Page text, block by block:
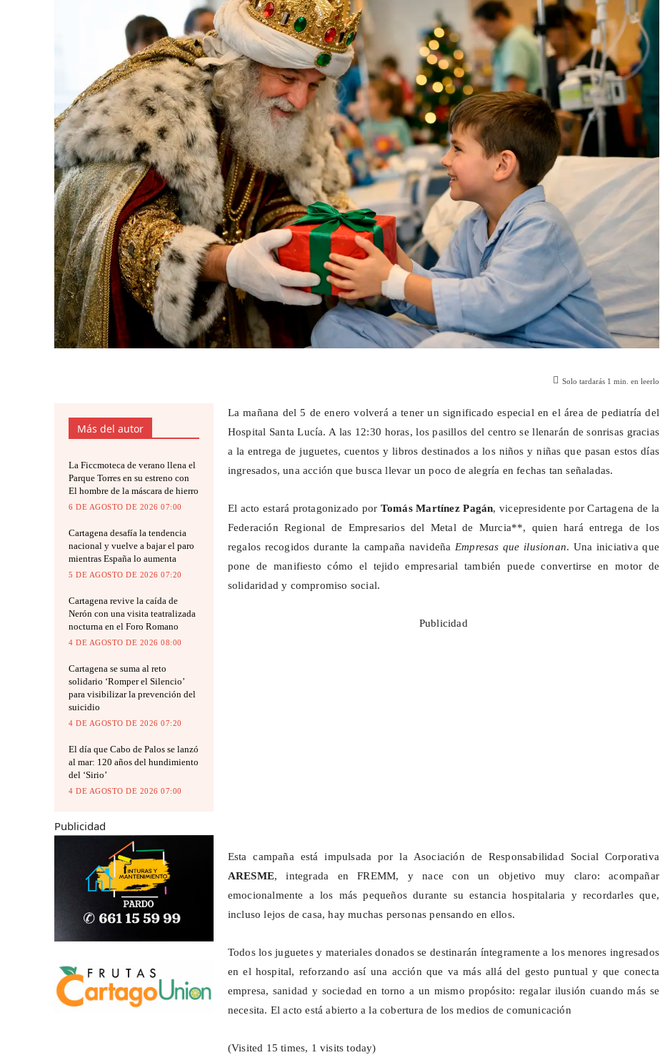
Solo tardarás 1 min. en leerlo
Más del autor
La Ficcmoteca de verano llena el
Parque Torres en su estreno con
El hombre de la máscara de hierro
6 DE AGOSTO DE 2026 07:00
Cartagena desafía la tendencia
nacional y vuelve a bajar el paro
mientras España lo aumenta
5 DE AGOSTO DE 2026 07:20
Cartagena revive la caída de
Nerón con una visita teatralizada
nocturna en el Foro Romano
4 DE AGOSTO DE 2026 08:00
Cartagena se suma al reto
solidario ‘Romper el Silencio’
para visibilizar la prevención del
suicidio
4 DE AGOSTO DE 2026 07:20
El día que Cabo de Palos se lanzó
al mar: 120 años del hundimiento
del ‘Sirio’
4 DE AGOSTO DE 2026 07:00
Publicidad
La mañana del 5 de enero volverá a tener un significado especial en el área de pediatría del
Hospital Santa Lucía. A las 12:30 horas, los pasillos del centro se llenarán de sonrisas gracias
a la entrega de juguetes, cuentos y libros destinados alos niños y niñas que pasan estos días
ingresados, una acción que busca llevar un poco de alegría en fechas tan señaladas.
El acto estará protagonizado por Tomás Martínez Pagán, vicepresidente por Cartagena de la
Federación Regional de Empresarios del Metal de Murcia**, quien hará entrega de los
regalos recogidos durante la campaña navideña Empresas que ilusionan. Una iniciativa que
pone de manifiesto cómo el tejido empresarial también puede convertirse en motor de
solidaridad y compromiso social.
Publicidad
Esta campaña está impulsada por la Asociación de Responsabilidad Social Corporativa
ARESME, integrada en FREMM, y nace con un objetivo muy claro: acompañar
emocionalmente a los más pequeños durante su estancia hospitalaria y recordarles que,
incluso lejos de casa, hay muchas personas pensando en ellos.
Todos los juguetes y materiales donados se destinarán íntegramente a los menores ingresados
en el hospital, reforzando así una acción que va más allá del gesto puntual y que conecta
empresa, sanidad y sociedad en torno a un mismo propósito: regalar ilusión cuando más se
necesita. El acto está abierto a la cobertura de los medios de comunicación
(Visited 15 times, 1 visits today)